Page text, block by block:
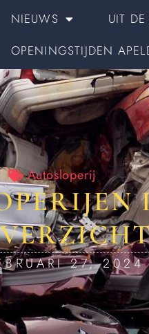
NIEUWS
UIT
OPENINGSTIJDEN
Autosloperij
27, 2024